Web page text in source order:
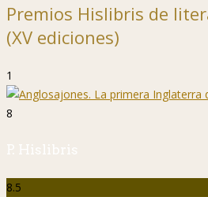
Premios Hislibris de
(XV ediciones)
1
8
P. Hislibris
8.5